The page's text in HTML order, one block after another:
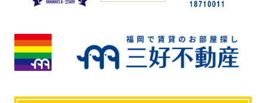
b.また上記以外の場合における利用に関しては、予め書面に
す。。
7. 個人情報に関するお問い合わせ先